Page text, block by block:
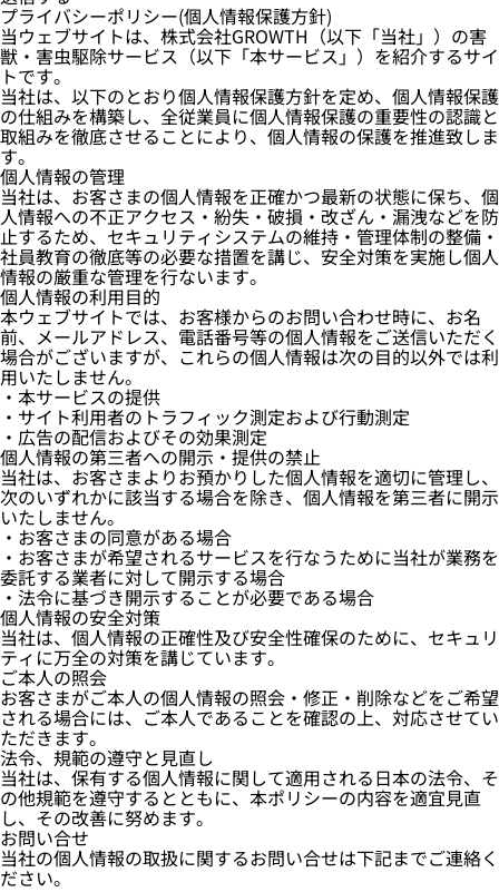
Alternative:
プライバシーポリシー(個人情報保護方針)
当ウェブサイトは、株式会社GROWTH（以下「当社」）の害
獣・害虫駆除サービス（以下「本サービス」）を紹介するサイ
トです。
当社は、以下のとおり個人情報保護方針を定め、個人情報保護
の仕組みを構築し、全従業員に個人情報保護の重要性の認識と
取組みを徹底させることにより、個人情報の保護を推進致しま
す。
個人情報の管理
当社は、お客さまの個人情報を正確かつ最新の状態に保ち、個
人情報への不正アクセス・紛失・破損・改ざん・漏洩などを防
止するため、セキュリティシステムの維持・管理体制の整備・
社員教育の徹底等の必要な措置を講じ、安全対策を実施し個人
情報の厳重な管理を行ないます。
個人情報の利用目的
本ウェブサイトでは、お客様からのお問い合わせ時に、お名
前、メールアドレス、電話番号等の個人情報をご送信いただく
場合がございますが、これらの個人情報は次の目的以外では利
用いたしません。
・本サービスの提供
・サイト利用者のトラフィック測定および行動測定
・広告の配信およびその効果測定
個人情報の第三者への開示・提供の禁止
当社は、お客さまよりお預かりした個人情報を適切に管理し、
次のいずれかに該当する場合を除き、個人情報を第三者に開示
いたしません。
・お客さまの同意がある場合
・お客さまが希望されるサービスを行なうために当社が業務を
委託する業者に対して開示する場合
・法令に基づき開示することが必要である場合
個人情報の安全対策
当社は、個人情報の正確性及び安全性確保のために、セキュリ
ティに万全の対策を講じています。
ご本人の照会
お客さまがご本人の個人情報の照会・修正・削除などをご希望
される場合には、ご本人であることを確認の上、対応させてい
ただきます。
法令、規範の遵守と見直し
当社は、保有する個人情報に関して適用される日本の法令、そ
の他規範を遵守するとともに、本ポリシーの内容を適宜見直
し、その改善に努めます。
お問い合せ
当社の個人情報の取扱に関するお問い合せは下記までご連絡く
ださい。